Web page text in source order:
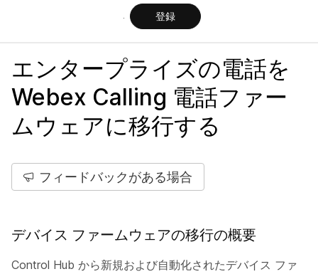
登録
エンタープライズの電話を
Webex Calling 電話ファー
ムウェアに移行する
フィードバックがある場合
デバイス ファームウェアの移行の概要
Control Hub から新規および自動化されたデバイス ファ